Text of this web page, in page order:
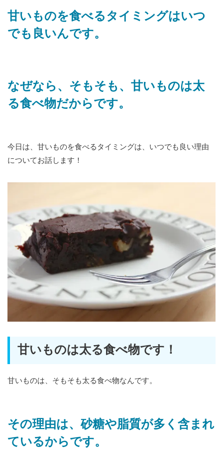
甘いものを食べるタイミングはいつ
でも良いんです。
なぜなら、そもそも、甘いものは太
る食べ物だからです。
今日は、甘いものを食べるタイミングは、いつでも良い理由
についてお話します！
甘いものは太る食べ物です！
甘いものは、そもそも太る食べ物なんです。
その理由は、砂糖や脂質が多く含まれ
ているからです。